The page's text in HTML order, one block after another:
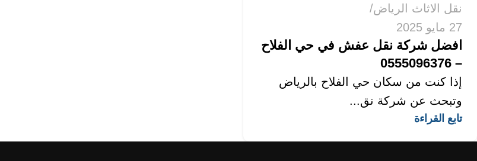
نقل الاثاث الرياض
27 مايو 2025
افضل شركة نقل عفش في حي الفلاح
– 0555096376
إذا كنت من سكان حي الفلاح بالرياض
وتبحث عن شركة نق...
تابع القراءة